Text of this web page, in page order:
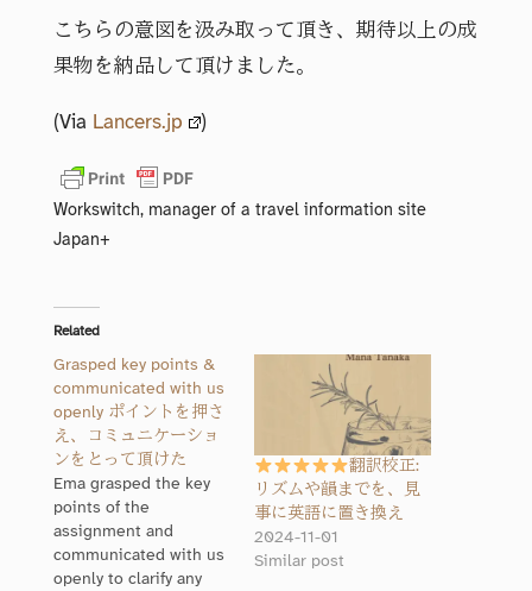
こちらの意図を汲み取って頂き、期待以上の成
果物を納品して頂けました。
(Via Lancers.jp )
Workswitch, manager of a travel information site
Japan+
Related
Grasped key points &
communicated with us
openly ポイントを押さ
え、コミュニケーショ
ンをとって頂けた
Ema grasped the key
points of the
assignment and
communicated with us
openly to clarify any
翻訳校正:
リズムや韻までを、見
事に英語に置き換え
2024-11-01
Similar post